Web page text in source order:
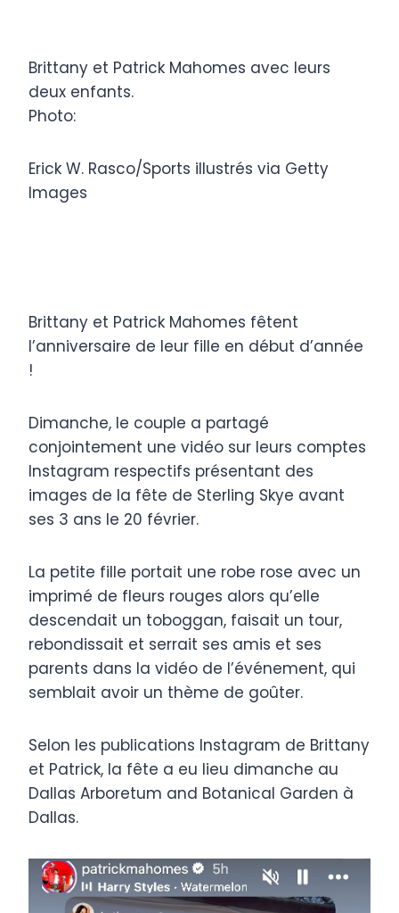
Brittany et Patrick Mahomes avec leurs
deux enfants.
Photo:
Erick W. Rasco/Sports illustrés via Getty
Images
Brittany et Patrick Mahomes fêtent
l’anniversaire de leur fille en début d’année
!
Dimanche, le couple a partagé
conjointement une vidéo sur leurs comptes
Instagram respectifs présentant des
images de la fête de Sterling Skye avant
ses 3 ans le 20 février.
La petite fille portait une robe rose avec un
imprimé de fleurs rouges alors qu’elle
descendait un toboggan, faisait un tour,
rebondissait et serrait ses amis et ses
parents dans la vidéo de l’événement, qui
semblait avoir un thème de goûter.
Selon les publications Instagram de Brittany
et Patrick, la fête a eu lieu dimanche au
Dallas Arboretum and Botanical Garden à
Dallas.